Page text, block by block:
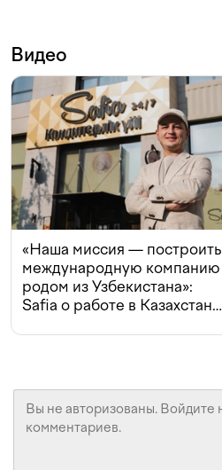
Видео
«Наша миссия — построить
международную компанию
родом из Узбекистана»:
Safia о работе в Казахстане,